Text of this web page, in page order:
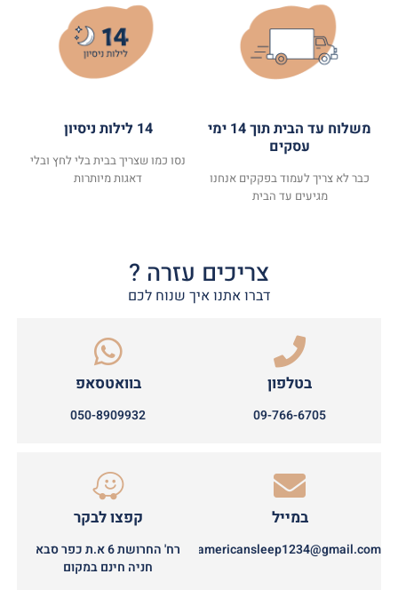
משלוח עד הבית תוך 14 ימי
עסקים
כבר לא צריך לעמוד בפקקים אנחנו
מגיעים עד הבית
14 לילות ניסיון
נסו כמו שצריך בבית בלי לחץ ובלי
דאגות מיותרות
צריכים עזרה ?
דברו אתנו איך שנוח לכם
בטלפון
09-766-6705
בוואטסאפ
050-8909932
במייל
americansleep1234@gmail.com
קפצו לבקר
רח' החרושת 6 א.ת כפר סבא
חניה חינם במקום